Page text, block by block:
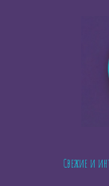
Свежие и